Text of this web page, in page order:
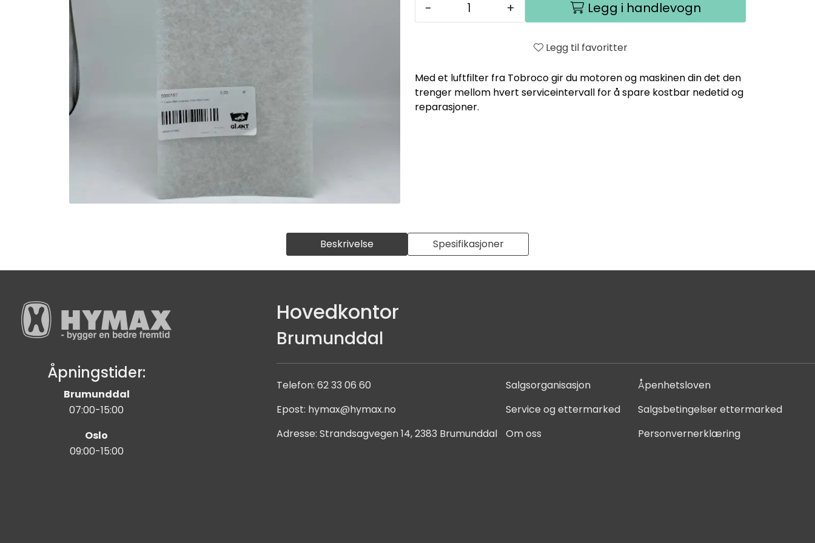
- + Legg i handlevogn
Legg til favoritter
Med et luftfilter fra Tobroco gir du motoren og maskinen din det den
trenger mellom hvert serviceintervall for å spare kostbar nedetid og
reparasjoner.
Beskrivelse Spesifikasjoner
Åpningstider:
Brumunddal
07:00-15:00
Oslo
09:00-15:00
Hovedkontor
Brumunddal
Telefon: 62 33 06 60 Salgsorganisasjon
Åpenhetsloven
Epost: hymax@hymax.no Service og ettermarked
Salgsbetingelser ettermarked
Adresse: Strandsagvegen 14, 2383 Brumunddal Om oss Personvernerklæring